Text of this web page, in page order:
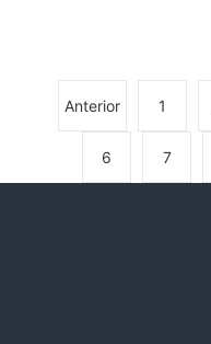
Anterior 1
6 7